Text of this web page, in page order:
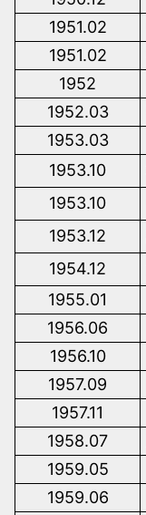
1951.02
1951.02
1952
1952.03
1953.03
1953.10
1953.10
1953.12
1954.12
1955.01
1956.06
1956.10
1957.09
1957.11
1958.07
1959.05
1959.06